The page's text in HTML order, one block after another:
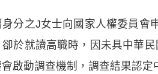
分之J女士向國家人權委員會
於就讀高職時，因未具中華
啟動調查機制，調查結果認